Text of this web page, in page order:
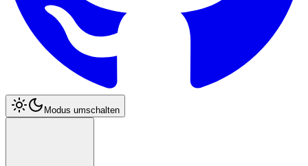
Modus umschalten